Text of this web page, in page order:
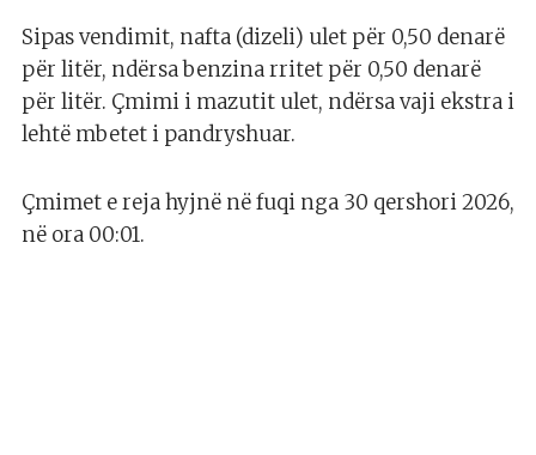
Sipas vendimit, nafta (dizeli) ulet për 0,50 denarë
për litër, ndërsa benzina rritet për 0,50 denarë
për litër. Çmimi i mazutit ulet, ndërsa vaji ekstra i
lehtë mbetet i pandryshuar.
Çmimet e reja hyjnë në fuqi nga 30 qershori 2026,
në ora 00:01.